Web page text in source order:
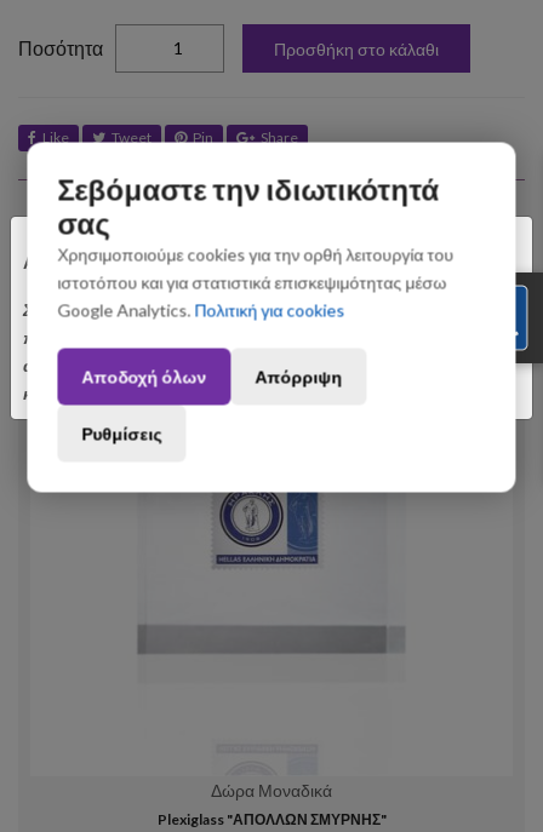
Αγαπητοί Πελάτες
Σας ενημερώνουμε ότι οι παραγγελίες που θα
πραγματοποιηθούν από 3 έως 31 Αυγούστου ενδέχεται να
αποσταλούν με σχετική καθυστέρηση. Ευχαριστούμε για την
κατανόηση.
Ποσότητα Προσθήκη στο κάλαθι
Like Tweet Pin Share
Σχετικά Προϊόντα
Δώρα Μοναδικά
Plexiglass "ΑΠΟΛΛΩΝ ΣΜΥΡΝΗΣ"
Σεβόμαστε την ιδιωτικότητά
σας
Χρησιμοποιούμε cookies για την ορθή λειτουργία του
ιστοτόπου και για στατιστικά επισκεψιμότητας μέσω
Google Analytics. Πολιτική για cookies
Αποδοχή όλων Απόρριψη
Ρυθμίσεις